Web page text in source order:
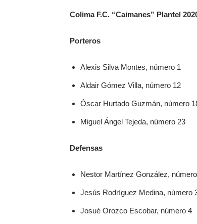
Colima F.C. “Caimanes” Plantel
Porteros
Alexis Silva Montes, número 1
Aldair Gómez Villa, número 12
Óscar Hurtado Guzmán, número
Miguel Ángel Tejeda, número 23
Defensas
Nestor Martínez González,
Jesús Rodríguez Medina, número
Josué Orozco Escobar, número 4